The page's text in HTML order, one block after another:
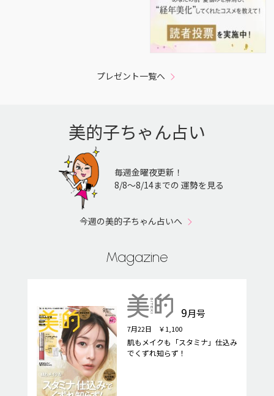
プレゼント一覧へ
美的子ちゃん占い
毎週金曜夜更新！
8/8〜8/14までの 運勢を見る
今週の美的子ちゃん占いへ
Magazine
9月号
7月22日 ￥1,100
肌もメイクも「スタミナ」仕込み
でくずれ知らず！